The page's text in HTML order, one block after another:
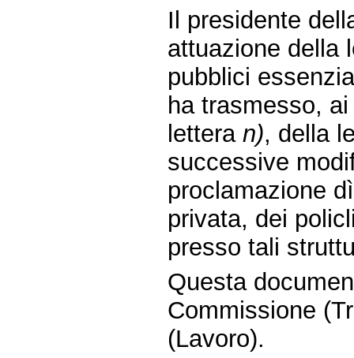
Il presidente
attuazione della
pubblici
ha trasmesso,
letteran), della
successive
proclamazione
privata, dei
presso tali
Questa
Commissione
(Lavoro).